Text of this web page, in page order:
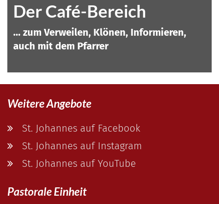
Der Café-Bereich
... zum Verweilen, Klönen, Informieren,
auch mit dem Pfarrer
Weitere Angebote
St. Johannes auf Facebook
St. Johannes auf Instagram
St. Johannes auf YouTube
Pastorale Einheit